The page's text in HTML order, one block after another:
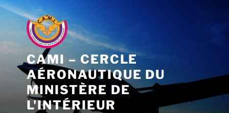
Aller
contenu
principal
CAMI – CERCLE
AÉRONAUTIQUE DU
MINISTÈRE DE
L'INTÉRIEUR